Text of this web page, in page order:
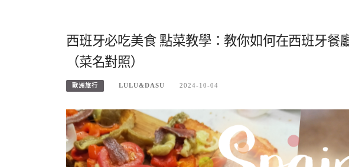
西班牙必吃美食 點菜教學：教你如何在西班牙餐
（菜名對照）
歐洲旅行 LULU&DASU 2024-10-04